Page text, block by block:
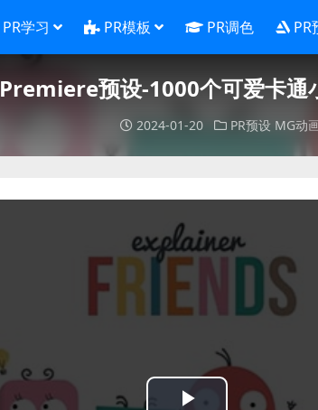
PR学习 PR模板 PR调色 PR
Premiere预设-1000个可爱卡通
2024-01-20 PR预设 MG动